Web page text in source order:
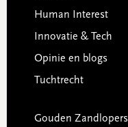
Human Interest
Innovatie & Tech
Opinie en blogs
Tuchtrecht
Gouden Zandlopers